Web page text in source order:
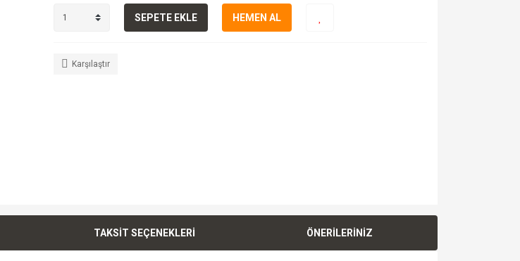
SEPETE EKLE HEMEN AL
Karşılaştır
TAKSİT SEÇENEKLERİ ÖNERİLERİNİZ